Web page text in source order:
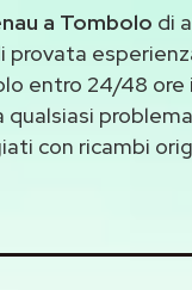
a Tombolo di
provata
entro 24/48 ore
con ricambi